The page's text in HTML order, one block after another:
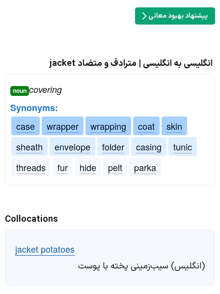
پیشنهاد بهبود معانی
انگلیسی به انگلیسی | مترادف و متضاد jacket
noun covering
Synonyms:
case
wrapper wrapping coat
skin
sheath
envelope folder casing
tunic
threads
fur hide pelt parka
Collocations
jacket potatoes
(انگلیس) سیب‌زمینی پخته با پوست